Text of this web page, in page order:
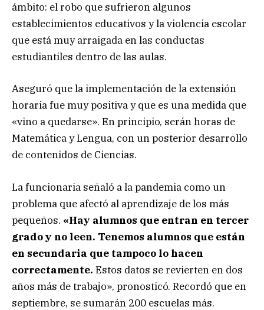
ámbito: el robo que sufrieron algunos
establecimientos educativos y la violencia escolar
que está muy arraigada en las conductas
estudiantiles dentro de las aulas.
Aseguró que la implementación de la extensión
horaria fue muy positiva y que es una medida que
«vino a quedarse». En principio, serán horas de
Matemática y Lengua, con un posterior desarrollo
de contenidos de Ciencias.
La funcionaria señaló a la pandemia como un
problema que afectó al aprendizaje de los más
pequeños. «Hay alumnos que entran en tercer
grado y no leen. Tenemos alumnos que están
en secundaria que tampoco lo hacen
correctamente. Estos datos se revierten en dos
años más de trabajo», pronosticó. Recordó que en
septiembre, se sumarán 200 escuelas más.